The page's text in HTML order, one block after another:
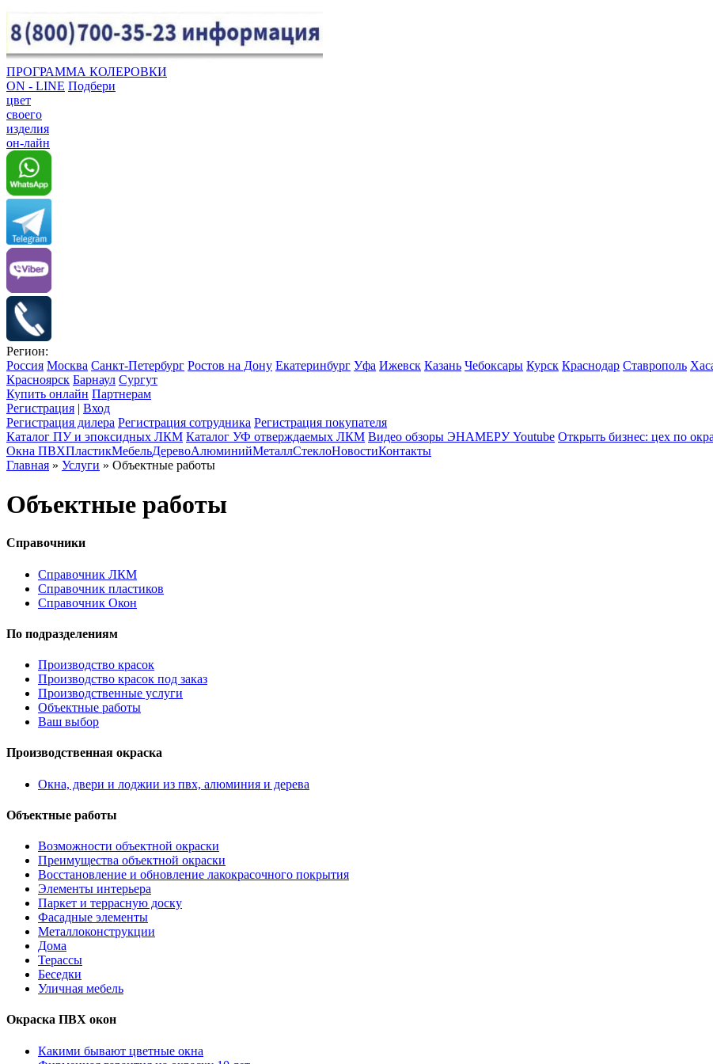
ПРОГРАММА КОЛЕРОВКИ
ON - LINE Подбери
цвет
своего
изделия
он-лайн
Регион:
Россия Москва Санкт-Петербург Ростов на Дону Екатеринбург Уфа Ижевск Казань Чебоксары Курск Краснодар Ставрополь
Красноярск Барнаул Сургут
Купить онлайн Партнерам
Регистрация | Вход
Регистрация дилера Регистрация сотрудника Регистрация покупателя
Каталог ПУ и эпоксидных ЛКМ Каталог УФ отверждаемых ЛКМ Видео обзоры ЭНАМЕРУ Youtube Открыть бизнес: цех по
Окна ПВХПластикМебельДеревоАлюминийМеталлСтеклоНовостиКонтакты
Главная » Услуги » Объектные работы
Объектные работы
Справочники
Справочник ЛКМ
Справочник пластиков
Справочник Окон
По подразделениям
Производство красок
Производство красок под заказ
Производственные услуги
Объектные работы
Ваш выбор
Производственная окраска
Окна, двери и лоджии из пвх, алюминия и дерева
Объектные работы
Возможности объектной окраски
Преимущества объектной окраски
Восстановление и обновление лакокрасочного покрытия
Элементы интерьера
Паркет и террасную доску
Фасадные элементы
Металлоконструкции
Дома
Терассы
Беседки
Уличная мебель
Окраска ПВХ окон
Какими бывают цветные окна